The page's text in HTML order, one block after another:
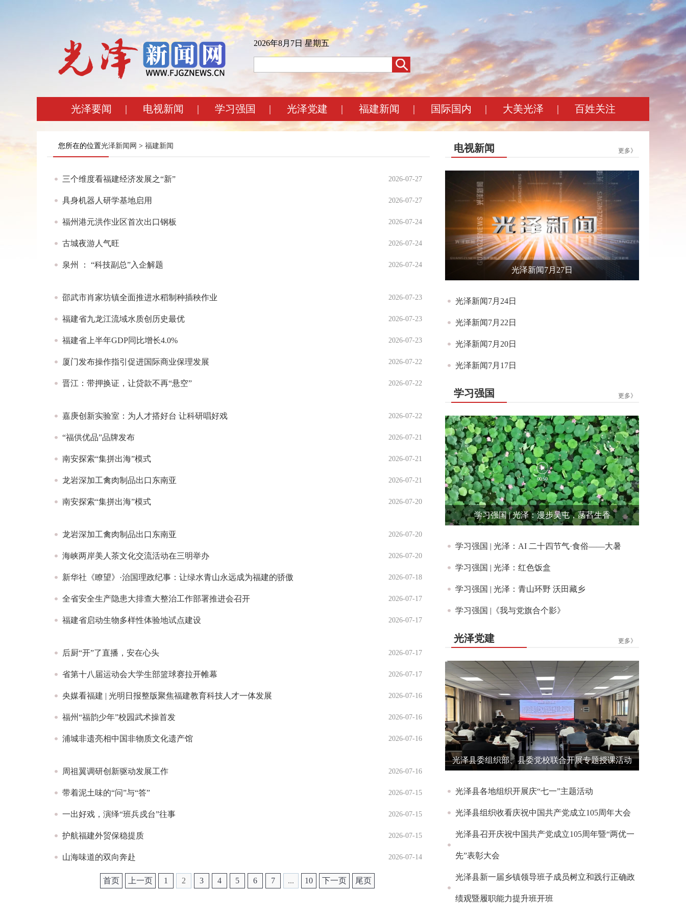
2026年8月7日 星期五
光泽要闻 | 电视新闻 | 学习强国 | 光泽党建 | 福建新闻 | 国际国内 | 大美光泽 | 百姓关注
您所在的位置光泽新闻网 > 福建新闻
2026-07-27
三个维度看福建经济发展之“新”
2026-07-27
具身机器人研学基地启用
2026-07-24
福州港元洪作业区首次出口钢板
2026-07-24
古城夜游人气旺
2026-07-24
泉州 ： “科技副总”入企解题
2026-07-23
邵武市肖家坊镇全面推进水稻制种插秧作业
2026-07-23
福建省九龙江流域水质创历史最优
2026-07-23
福建省上半年GDP同比增长4.0%
2026-07-22
厦门发布操作指引促进国际商业保理发展
2026-07-22
晋江：带押换证，让贷款不再“悬空”
2026-07-22
嘉庚创新实验室：为人才搭好台 让科研唱好戏
2026-07-21
“福供优品”品牌发布
2026-07-21
南安探索“集拼出海”模式
2026-07-21
龙岩深加工禽肉制品出口东南亚
2026-07-20
南安探索“集拼出海”模式
2026-07-20
龙岩深加工禽肉制品出口东南亚
2026-07-20
海峡两岸美人茶文化交流活动在三明举办
2026-07-18
新华社《瞭望》·治国理政纪事：让绿水青山永远成为福建的骄傲
2026-07-17
全省安全生产隐患大排查大整治工作部署推进会召开
2026-07-17
福建省启动生物多样性体验地试点建设
2026-07-17
后厨“开”了直播，安在心头
2026-07-17
省第十八届运动会大学生部篮球赛拉开帷幕
2026-07-16
央媒看福建 | 光明日报整版聚焦福建教育科技人才一体发展
2026-07-16
福州“福韵少年”校园武术操首发
2026-07-16
浦城非遗亮相中国非物质文化遗产馆
2026-07-16
周祖翼调研创新驱动发展工作
2026-07-15
带着泥土味的“问”与“答”
2026-07-15
一出好戏，演绎“班兵戍台”往事
2026-07-15
护航福建外贸保稳提质
2026-07-14
山海味道的双向奔赴
首页 上一页 1 2 3 4 5 6 7 ... 10 下一页 尾页
更多》
电视新闻
光泽新闻7月27日
光泽新闻7月24日
光泽新闻7月22日
光泽新闻7月20日
光泽新闻7月17日
更多》
学习强国
学习强国 | 光泽：漫步吴屯，菡萏生香
学习强国 | 光泽：AI 二十四节气·食俗——大暑
学习强国 | 光泽：红色饭盒
学习强国 | 光泽：青山环野 沃田藏乡
学习强国 |《我与党旗合个影》
更多》
光泽党建
光泽县委组织部、县委党校联合开展专题授课活动
光泽县各地组织开展庆“七一”主题活动
光泽县组织收看庆祝中国共产党成立105周年大会
光泽县召开庆祝中国共产党成立105周年暨“两优一
先”表彰大会
光泽县新一届乡镇领导班子成员树立和践行正确政
绩观暨履职能力提升班开班